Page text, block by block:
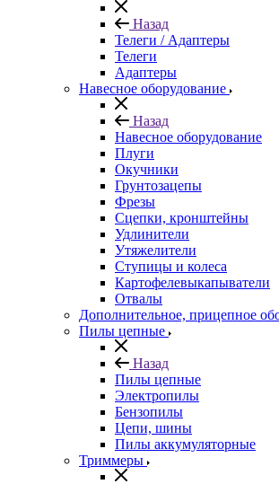
Назад
Телеги / Адаптеры
Телеги
Адаптеры
Навесное оборудование
Назад
Навесное оборудование
Плуги
Окучники
Грунтозацепы
Фрезы
Сцепки, кронштейны
Удлинители
Утяжелители
Ступицы и колеса
Картофелевыкапыватели
Отвалы
Дополнительное, прицепное
Пилы цепные
Назад
Пилы цепные
Электропилы
Бензопилы
Цепи, шины
Пилы аккумуляторные
Триммеры